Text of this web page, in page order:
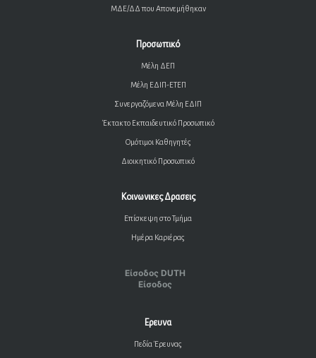
ΜΔΕ/ΔΔ που Απονεμήθηκαν
Προσωπικό
Μέλη ΔΕΠ
Μέλη ΕΔΙΠ-ΕΤΕΠ
Συνεργαζόμενα Μέλη ΕΔΙΠ
Έκτακτο Εκπαιδευτικό Προσωπικό
Ομότιμοι Καθηγητές
Διοικητικό Προσωπικό
Κοινωνικες Δρασεις
Επίσκεψη στο Τμήμα
Ημέρα Καριέρας
Είσοδος DUTH
Είσοδος
Ερευνα
Πεδία Έρευνας